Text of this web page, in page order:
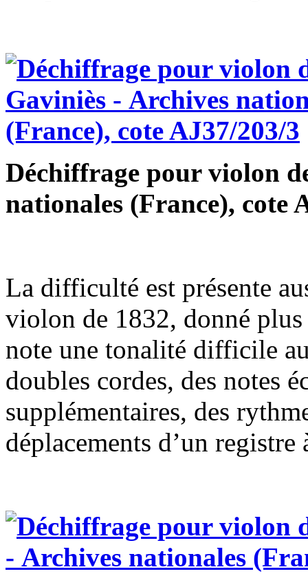
Déchiffrage pour violon
nationales (France), cote
La difficulté est présente
violon de 1832, donné
note une tonalité difficile
doubles cordes, des notes
supplémentaires, des
déplacements d’un registre